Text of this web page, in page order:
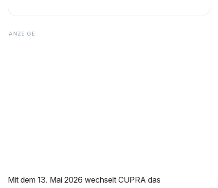
Mit dem 13. Mai 2026 wechselt CUPRA das